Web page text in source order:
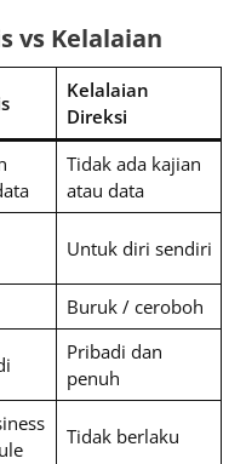
vs Kelalaian
Kelalaian
Direksi
Tidak ada kajian
atau data
Untuk diri sendiri
Buruk / ceroboh
Pribadi dan
penuh
Tidak berlaku